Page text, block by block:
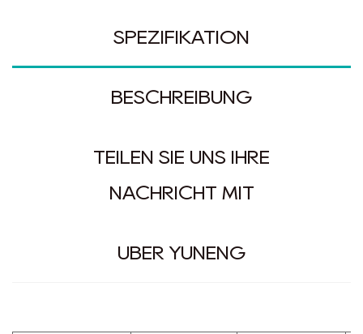
SPEZIFIKATION
BESCHREIBUNG
TEILEN SIE UNS IHRE
NACHRICHT MIT
ÜBER YUNENG